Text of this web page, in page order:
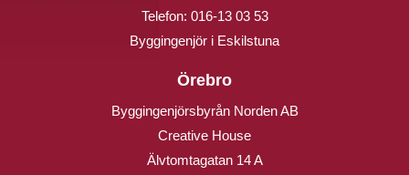
Telefon: 016-13 03 53
Byggingenjör i Eskilstuna
Örebro
Byggingenjörsbyrån Norden AB
Creative House
Älvtomtagatan 14 A